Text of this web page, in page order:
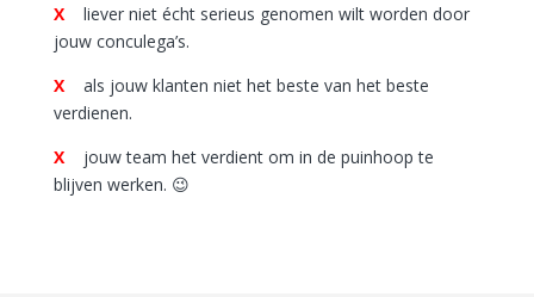
Xliever niet écht serieus genomen wilt worden door
jouw conculega’s.
Xals jouw klanten niet het beste van het beste
verdienen.
X
jouw team het verdient om in de puinhoop te
blijven werken. 😉